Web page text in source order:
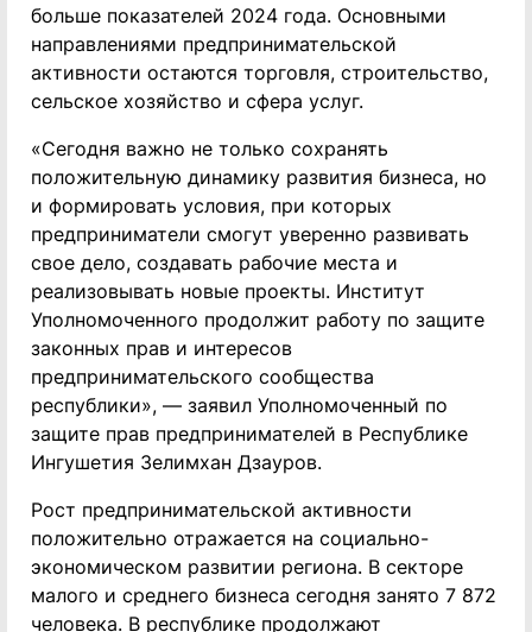
больше показателей 2024 года. Основными
направлениями предпринимательской
активности остаются торговля, строительство,
сельское хозяйство и сфера услуг.
«Сегодня важно не только сохранять
положительную динамику развития бизнеса, но
и формировать условия, при которых
предприниматели смогут уверенно развивать
свое дело, создавать рабочие места и
реализовывать новые проекты. Институт
Уполномоченного продолжит работу по защите
законных прав и интересов
предпринимательского сообщества
республики», — заявил Уполномоченный по
защите прав предпринимателей в Республике
Ингушетия Зелимхан Дзауров.
Рост предпринимательской активности
положительно отражается на социально-
экономическом развитии региона. В секторе
малого и среднего бизнеса сегодня занято 7 872
человека. В республике продолжают